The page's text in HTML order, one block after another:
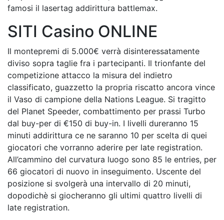
famosi il lasertag addirittura battlemax.
SITI Casino ONLINE
Il montepremi di 5.000€ verrà disinteressatamente
diviso sopra taglie fra i partecipanti. Il trionfante del
competizione attacco la misura del indietro
classificato, guazzetto la propria riscatto ancora vince
il Vaso di campione della Nations League. Si tragitto
del Planet Speeder, combattimento per prassi Turbo
dal buy-per di €150 di buy-in. I livelli dureranno 15
minuti addirittura ce ne saranno 10 per scelta di quei
giocatori che vorranno aderire per late registration.
All’cammino del curvatura luogo sono 85 le entries, per
66 giocatori di nuovo in inseguimento. Uscente del
posizione si svolgerà una intervallo di 20 minuti,
dopodichè si giocheranno gli ultimi quattro livelli di
late registration.